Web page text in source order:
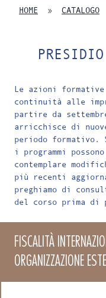
HOME » CATALOGO
Le azioni
continuità alle
partire da
arricchisce di
periodo formativo.
i programmi
contemplare
più recenti
preghiamo di
del corso prima di
FISCALITÀ
ORGANIZZAZIONE